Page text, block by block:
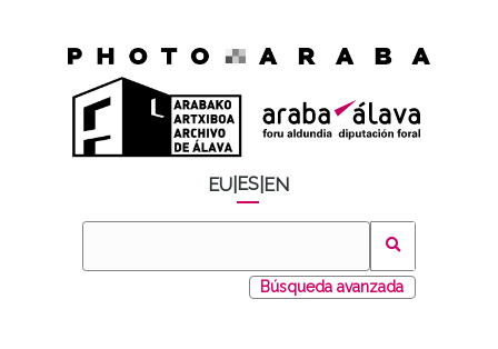
EU ES EN
Búsqueda avanzada